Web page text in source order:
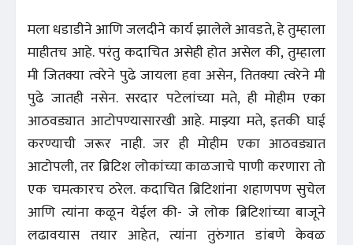
मला धडाडीने आणि जलदीने कार्य झालेले आवडते, हे तुम्हाला
माहीतच आहे. परंतु कदाचित असेही होत असेल की, तुम्हाला
मी जितक्या त्वरेने पुढे जायला हवा असेन, तितक्या त्वरेने मी
पुढे जातही नसेन. सरदार पटेलांच्या मते, ही मोहीम एका
आठवड्यात आटोपण्यासारखी आहे. माझ्या मते, इतकी घाई
करण्याची जरूर नाही. जर ही मोहीम एका आठवड्यात
आटोपली, तर ब्रिटिश लोकांच्या काळजाचे पाणी करणारा तो
एक चमत्कारच ठरेल. कदाचित ब्रिटिशांना शहाणपण सुचेल
आणि त्यांना कळून येईल की- जे लोक ब्रिटिशांच्या बाजूने
लढावयास तयार आहेत, त्यांना तुरुंगात डांबणे केवळ